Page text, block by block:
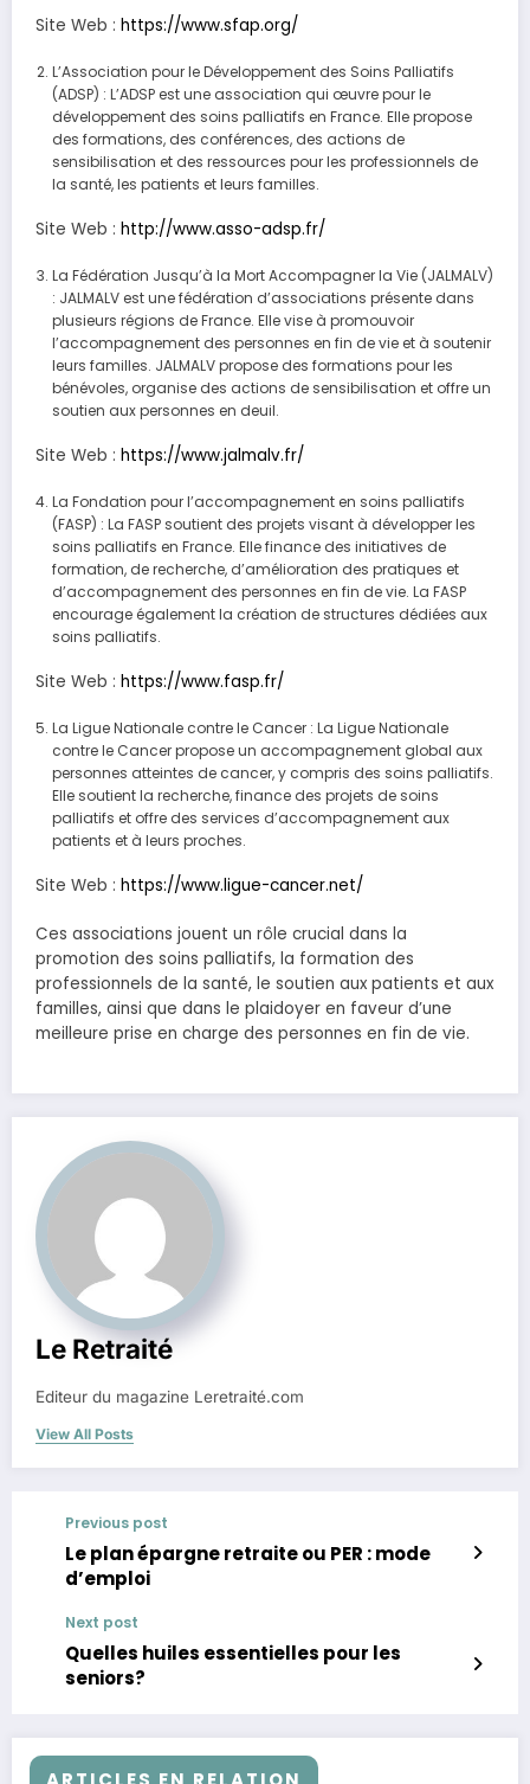
Site Web : https://www.sfap.org/
L’Association pour le Développement des Soins Palliatifs
(ADSP) : L’ADSP est une association qui œuvre pour le
développement des soins palliatifs en France. Elle propose
des formations, des conférences, des actions de
sensibilisation et des ressources pour les professionnels de
la santé, les patients et leurs familles.
Site Web : http://www.asso-adsp.fr/
La Fédération Jusqu’à la Mort Accompagner la Vie (JALMALV)
: JALMALV est une fédération d’associations présente dans
plusieurs régions de France. Elle vise à promouvoir
l’accompagnement des personnes en fin de vie et à soutenir
leurs familles. JALMALV propose des formations pour les
bénévoles, organise des actions de sensibilisation et offre un
soutien aux personnes en deuil.
Site Web : https://www.jalmalv.fr/
La Fondation pour l’accompagnement en soins palliatifs
(FASP) : La FASP soutient des projets visant à développer les
soins palliatifs en France. Elle finance des initiatives de
formation, de recherche, d’amélioration des pratiques et
d’accompagnement des personnes en fin de vie. La FASP
encourage également la création de structures dédiées aux
soins palliatifs.
Site Web : https://www.fasp.fr/
La Ligue Nationale contre le Cancer : La Ligue Nationale
contre le Cancer propose un accompagnement global aux
personnes atteintes de cancer, y compris des soins palliatifs.
Elle soutient la recherche, finance des projets de soins
palliatifs et offre des services d’accompagnement aux
patients et à leurs proches.
Site Web : https://www.ligue-cancer.net/
Ces associations jouent un rôle crucial dans la
promotion des soins palliatifs, la formation des
professionnels de la santé, le soutien aux patients et aux
familles, ainsi que dans le plaidoyer en faveur d’une
meilleure prise en charge des personnes en fin de vie.
Le Retraité
Editeur du magazine Leretraité.com
View All Posts
Previous post
Le plan épargne retraite ou PER : mode
d’emploi
Next post
Quelles huiles essentielles pour les
seniors?